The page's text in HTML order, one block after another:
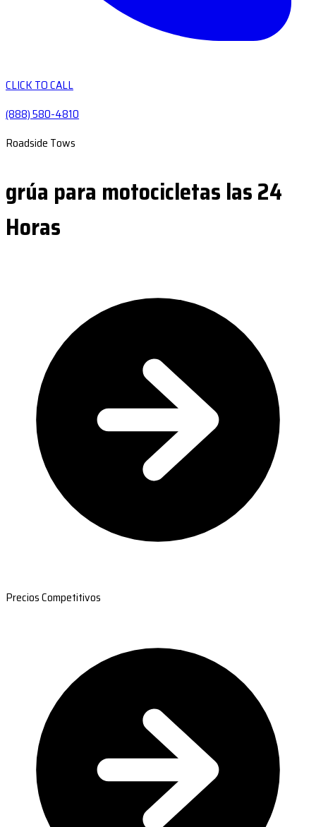
CLICK TO CALL
(888) 580-4810
Roadside Tows
grúa para motocicletas las 24
Horas
Precios Competitivos